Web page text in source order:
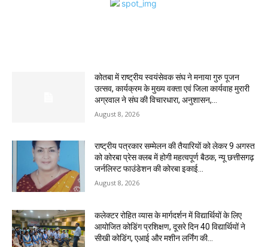
कोतबा में राष्ट्रीय स्वयंसेवक संघ ने मनाया गुरु पूजन
उत्सव, कार्यक्रम के मुख्य वक्ता एवं जिला कार्यवाह मुरारी
अग्रवाल ने संघ की विचारधारा, अनुशासन,...
August 8, 2026
राष्ट्रीय पत्रकार सम्मेलन की तैयारियों को लेकर 9 अगस्त
को कोरबा प्रेस क्लब में होगी महत्वपूर्ण बैठक, न्यू छत्तीसगढ़
जर्नलिस्ट फाउंडेशन की कोरबा इकाई...
August 8, 2026
कलेक्टर रोहित व्यास के मार्गदर्शन में विद्यार्थियों के लिए
आयोजित कोडिंग प्रशिक्षण, दूसरे दिन 40 विद्यार्थियों ने
सीखी कोडिंग, एआई और मशीन लर्निंग की...